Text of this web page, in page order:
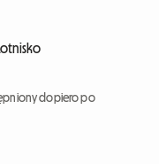
Lotnisko
dopiero po